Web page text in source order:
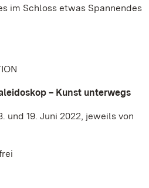
im Schloss etwas Spannendes
– Kunst unterwegs
und 19. Juni 2022, jeweils von